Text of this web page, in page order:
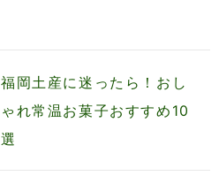
福岡土産に迷ったら！おし
ゃれ常温お菓子おすすめ10
選